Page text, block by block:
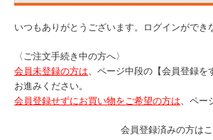
いつもありがとうございます。ログインができ
〈ご注文手続き中の方へ〉
会員未登録の方は、ページ中段の【会員登録
お進みください。
会員登録せずにお買い物をご希望の方は、ペー
会員登録済みの方は